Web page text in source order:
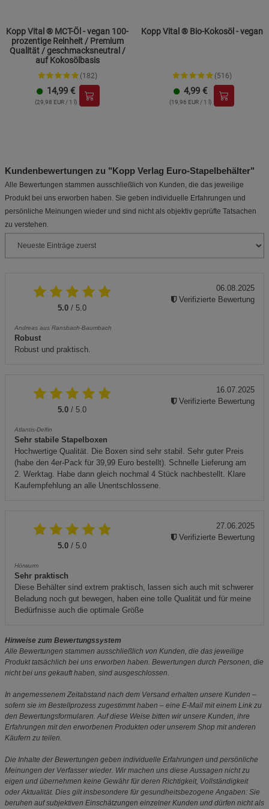
Kopp Vital ® MCT-Öl - vegan 100-
prozentige Reinheit / Premium
Qualität / geschmacksneutral /
auf Kokosölbasis
(182)
14,99 €
(29,98 EUR / 1 l)
Kopp Vital ® Bio-Kokosöl - vegan
(516)
4,99 €
(19,96 EUR / 1 l)
Kundenbewertungen zu "Kopp Verlag Euro-Stapelbehälter"
Alle Bewertungen stammen ausschließlich von Kunden, die das jeweilige
Produkt bei uns erworben haben. Sie geben individuelle Erfahrungen und
persönliche Meinungen wieder und sind nicht als objektiv geprüfte Tatsachen
zu verstehen.
5.0 / 5.0
Andreas aus Ransbach-Baumbach
Robust
Robust und praktisch.
06.08.2025
Verifizierte Bewertung
5.0 / 5.0
Atlantis-Delfin
Sehr stabile Stapelboxen
Hochwertige Qualität. Die Boxen sind sehr stabil. Sehr guter Preis
(habe den 4er-Pack für 39,99 Euro bestellt). Schnelle Lieferung am
2. Werktag. Habe dann gleich nochmal 4 Stück nachbestellt. Klare
Kaufempfehlung an alle Unentschlossene.
16.07.2025
Verifizierte Bewertung
5.0 / 5.0
Hörwurm
Sehr praktisch
Diese Behälter sind extrem praktisch, lassen sich auch mit schwerer
Beladung noch gut bewegen, haben eine tolle Qualität und für meine
Bedürfnisse auch die optimale Größe
27.06.2025
Verifizierte Bewertung
Hinweise zum Bewertungssystem
Alle Bewertungen stammen ausschließlich von Kunden, die das jeweilige
Produkt tatsächlich bei uns erworben haben. Bewertungen durch Personen, die
nicht bei uns gekauft haben, sind ausgeschlossen.
In angemessenem Zeitabstand nach dem Versand erhalten unsere Kunden –
sofern sie im Bestellprozess zugestimmt haben – eine E-Mail mit einem Link zu
den Bewertungsformularen. Auf diese Weise bitten wir unsere Kunden, ihre
Erfahrungen mit den erworbenen Produkten oder unserem Shop mit anderen
Käufern zu teilen.
Die Inhalte der Bewertungen geben individuelle Erfahrungen und persönliche
Meinungen der Verfasser wieder. Wir machen uns diese Aussagen nicht zu
eigen und übernehmen keine Gewähr für deren Richtigkeit, Vollständigkeit
oder Aktualität. Dies gilt insbesondere für gesundheitsbezogene Angaben: Sie
beruhen auf subjektiven Einschätzungen einzelner Kunden und dürfen nicht als